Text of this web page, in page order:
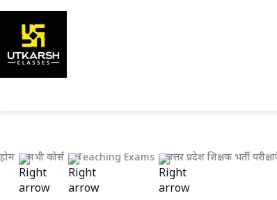
होम सभी कोर्स Teaching Exams उत्तर प्रदेश शिक्षक भर्ती